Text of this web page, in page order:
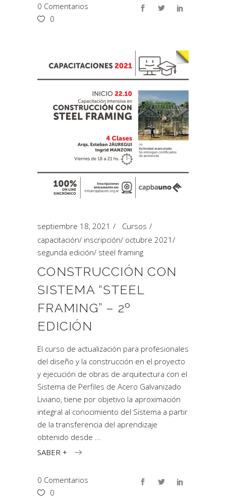
0 Comentarios
0
septiembre 18, 2021
Cursos
capacitación/ inscripción/ octubre 2021 /
segunda edición/ steel framing
CONSTRUCCIÓN CON
SISTEMA “STEEL
FRAMING” – 2º
EDICIÓN
El curso de actualización para profesionales
del diseño y la construcción en el proyecto
y ejecución de obras de arquitectura con el
Sistema de Perfiles de Acero Galvanizado
Liviano, tiene por objetivo la aproximación
integral al conocimiento del Sistema a partir
de la transferencia del aprendizaje
obtenido desde
SABER +
0 Comentarios
0